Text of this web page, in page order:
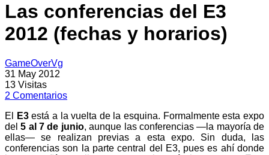
Las conferencias del E3
2012 (fechas y horarios)
GameOverVg
31 May 2012
13 Visitas
2 Comentarios
El
E3está a la vuelta de la esquina. Formalmente esta expo
del5 al 7 de junio, aunque las conferencias —la mayoría de
ellas— se realizan previas a esta expo. Sin duda, las
conferencias son la parte central del E3, pues es ahí donde